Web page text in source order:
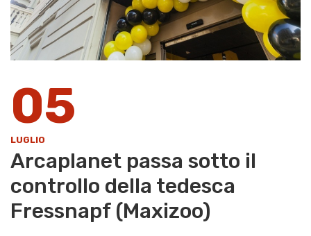
05
LUGLIO
Arcaplanet passa sotto il
controllo della tedesca
Fressnapf (Maxizoo)